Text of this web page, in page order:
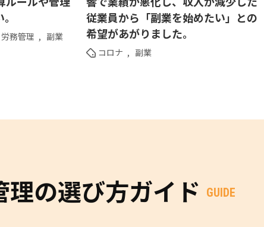
労務管理 , 副業
従業員から「副業を始めたい」との
希望があがりました。
コロナ , 副業
理の選び方ガイド GUIDE